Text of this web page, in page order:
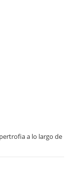
a lo largo de